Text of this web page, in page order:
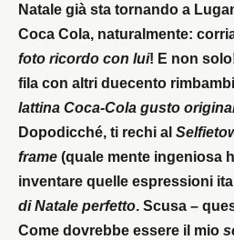
Natale già sta tornando a
Coca Cola, naturalmente:
foto ricordo con lui! E non
fila con altri duecento
lattina Coca-Cola gusto
Dopodicché, ti rechi al
frame (quale mente ingeniosa
inventare quelle espressioni
di Natale perfetto. Scusa –
Come dovrebbe essere il mio